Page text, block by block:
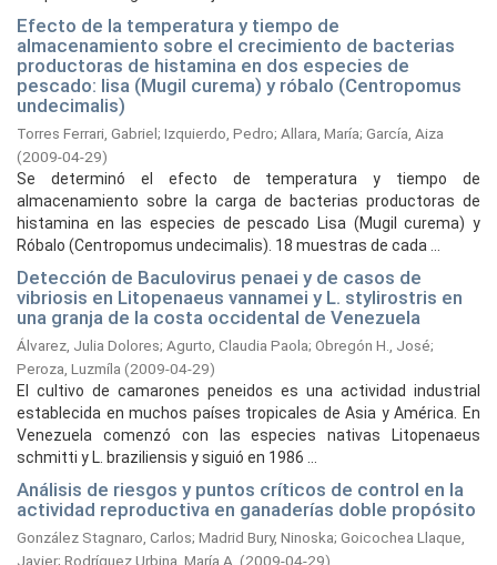
Efecto de la temperatura y tiempo de
almacenamiento sobre el crecimiento de bacterias
productoras de histamina en dos especies de
pescado: lisa (Mugil curema) y róbalo (Centropomus
undecimalis)
Torres Ferrari, Gabriel; Izquierdo, Pedro; Allara, María; García, Aiza
(2009-04-29)
Se determinó el efecto de temperatura y tiempo de
almacenamiento sobre la carga de bacterias productoras de
histamina en las especies de pescado Lisa (Mugil curema) y
Róbalo (Centropomus undecimalis). 18 muestras de cada ...
Detección de Baculovirus penaei y de casos de
vibriosis en Litopenaeus vannamei y L. stylirostris en
una granja de la costa occidental de Venezuela
Álvarez, Julia Dolores; Agurto, Claudia Paola; Obregón H., José;
Peroza, Luzmíla (2009-04-29)
El cultivo de camarones peneidos es una actividad industrial
establecida en muchos países tropicales de Asia y América. En
Venezuela comenzó con las especies nativas Litopenaeus
schmitti y L. braziliensis y siguió en 1986 ...
Análisis de riesgos y puntos críticos de control en la
actividad reproductiva en ganaderías doble propósito
González Stagnaro, Carlos; Madrid Bury, Ninoska; Goicochea Llaque,
Javier; Rodríguez Urbina, María A. (2009-04-29)